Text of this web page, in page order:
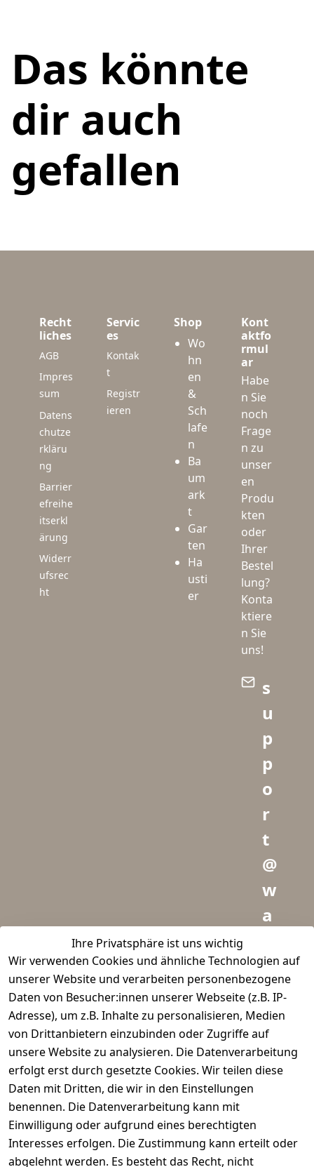
Das könnte
dir auch
gefallen
Ihre Privatsphäre ist uns wichtig
Wir verwenden Cookies und ähnliche Technologien auf
unserer Website und verarbeiten personenbezogene
Daten von Besucher:innen unserer Webseite (z.B. IP-
Adresse), um z.B. Inhalte zu personalisieren, Medien
von Drittanbietern einzubinden oder Zugriffe auf
unsere Website zu analysieren. Die Datenverarbeitung
erfolgt erst durch gesetzte Cookies. Wir teilen diese
Daten mit Dritten, die wir in den Einstellungen
benennen. Die Datenverarbeitung kann mit
Einwilligung oder aufgrund eines berechtigten
Interesses erfolgen. Die Zustimmung kann erteilt oder
abgelehnt werden. Es besteht das Recht, nicht
Recht
liches
AGB
Impres
sum
Datens
chutze
rkläru
ng
Barrier
efreihe
itserkl
ärung
Widerr
ufsrec
ht
Servic
es
Kontak
t
Registr
ieren
Shop
Wo
hn
en
&
Sch
lafe
n
Ba
um
ark
t
Gar
ten
Ha
usti
er
Kont
aktfo
rmul
ar
Habe
n Sie
noch
Frage
n zu
unser
en
Produ
kten
oder
Ihrer
Bestel
lung?
Konta
ktiere
n Sie
uns!
s
u
p
p
o
r
t
@
w
a
d
m
e
i
s
r.